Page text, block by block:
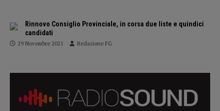
Rinnovo Consiglio Provinciale, in corsa due liste e quindici
candidati
29 Novembre 2021 Redazione FG